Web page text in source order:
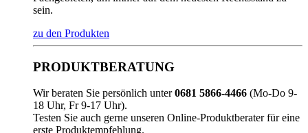
sein.
zu den Produkten
PRODUKTBERATUNG
Wir beraten Sie persönlich unter0681 5866-4466 (Mo-Do 9-
18 Uhr, Fr 9-17 Uhr).
Testen Sie auch gerne unseren Online-Produktberater für eine
erste Produktempfehlung.